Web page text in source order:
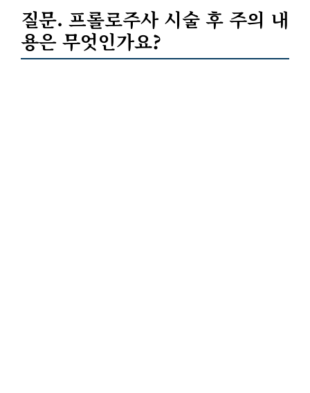
질문. 프롤로주사 시술 후 주의 내
용은 무엇인가요?